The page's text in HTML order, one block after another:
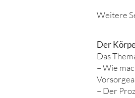
Weitere
Der
Das
– Wie
– Der